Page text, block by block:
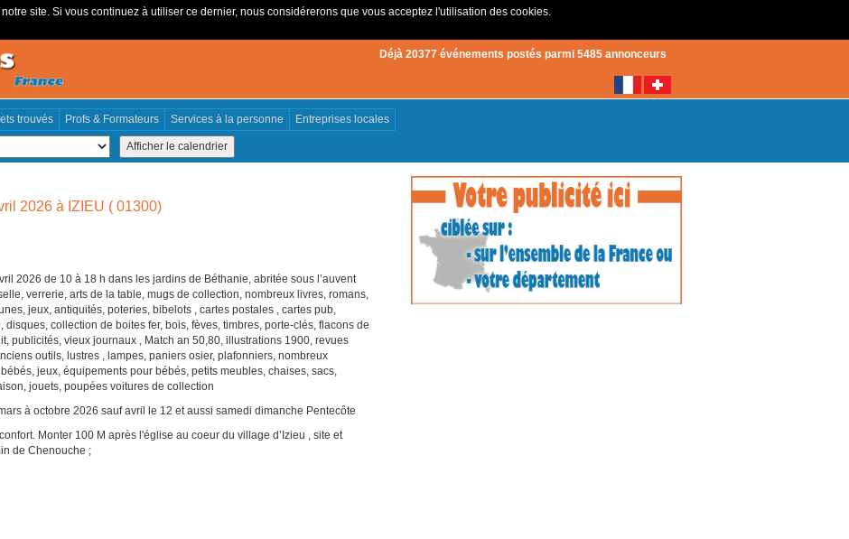
site. Si vous continuez à utiliser ce dernier, nous considérerons que vous acceptez l'utilisation des cookies.Créer un compte
Déjà 20377 événements postés parmi 5485 annonceurs
trouvés Profs & Formateurs Services à la personne Entreprises locales
2026 à IZIEU ( 01300)
2026 de 10 à 18 h dans les jardins de Béthanie, abritée sous l’auvent
verrerie, arts de la table, mugs de collection, nombreux livres, romans,
jeux, antiquités, poteries, bibelots , cartes postales , cartes pub,
collection de boites fer, bois, fèves, timbres, porte-clés, flacons de
publicités, vieux journaux , Match an 50,80, illustrations 1900, revues
outils, lustres , lampes, paniers osier, plafonniers, nombreux
jeux, équipements pour bébés, petits meubles, chaises, sacs,
jouets, poupées voitures de collection
à octobre 2026 sauf avril le 12 et aussi samedi dimanche Pentecôte
Monter 100 M après l'église au coeur du village d’Izieu , site et
de Chenouche ;